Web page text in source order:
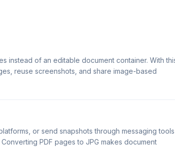
instead of an editable document container. With
reuse screenshots, and share image-based
or send snapshots through messaging tools
PDF pages to JPG makes document